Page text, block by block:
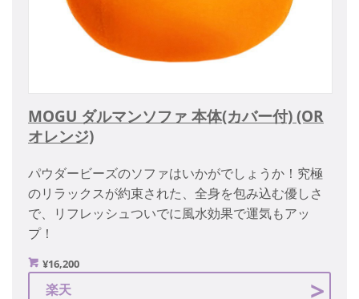
MOGU ダルマンソファ 本体(カバー付) (OR
オレンジ)
パウダービーズのソファはいかがでしょうか！究極
のリラックスが約束された、全身を包み込む優しさ
で、リフレッシュついでに風水効果で運気もアッ
プ！
¥16,200
楽天